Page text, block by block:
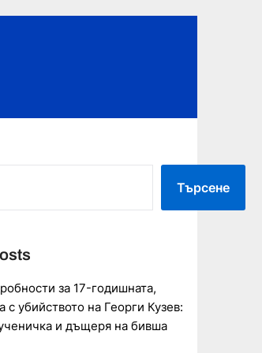
Търсене
за 17-годишната,
с убийството на Георги Кузев:
и дъщеря на бивша